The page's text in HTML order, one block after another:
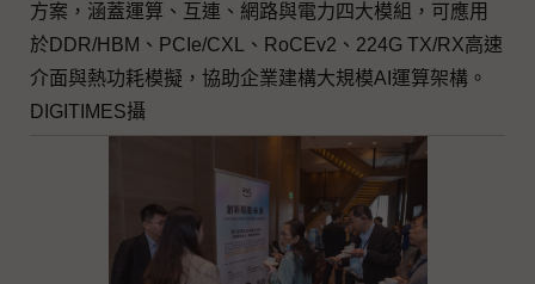
方案，涵蓋運算、互連、網路與電力四大模組，可應用
於DDR/HBM、PCIe/CXL、RoCEv2、224G TX/RX高速
介面與熱功耗模擬，協助企業建構大規模AI運算架構。
DIGITIMES攝